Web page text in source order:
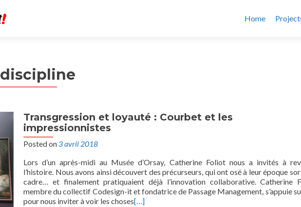
Home
discipline
Transgression et loyauté : Courbet et les
impressionnistes
Posted on 3 avril 2018
Lors d’un après-midi au Musée d’Orsay, Catherine Foliot nous a invités à
l’histoire. Nous avons ainsi découvert des précurseurs, qui ont osé à leur époque
cadre… et finalement pratiquaient déjà l’innovation collaborative. Catherine
membre du collectif Codesign-it et fondatrice de Passage Management, s’appuie
pour nous inviter à voir les choses[…]